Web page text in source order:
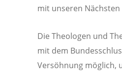
mit unseren
Die Theologen und
mit dem
Versöhnung möglich,